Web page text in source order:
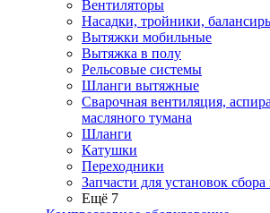
Вентиляторы
Насадки, тройники,
Вытяжки мобильные
Вытяжка в полу
Рельсовые системы
Шланги вытяжные
Сварочная вентиляция,
масляного тумана
Шланги
Катушки
Переходники
Запчасти для установок
Ещё 7